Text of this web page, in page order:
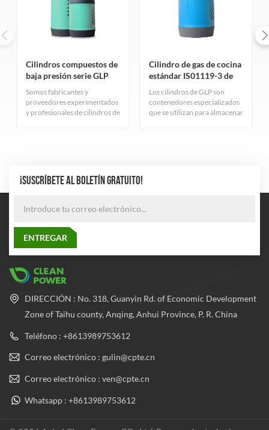
Cilindros compuestos de
baja presión serie GLP
Somos fabricantes y
proveedores experimentados
y profesionales de cilindros de
materiales de alta calidad y se
someten a rigurosas pruebas
seguridad y confiabilidad.
Cilindro de gas de cocina
estándar IS01119-3 de
24,5 kg a la venta
Los cilindros de GLP son
contenedores especializados
que se utilizan para almacenar
¡SUSCRÍBETE AL BOLETÍN GRATUITO!
DIRECCIÓN : No. 318, Guanyin Rd. of Economic Development
Zone of Taihu county, Anqing, Anhui Province, P. R. China
Teléfono : +8613989753612
Correo electrónico : gulin@cpte.cn
Correo electrónico : ven@cpte.cn
Whatsapp : +8613989753612